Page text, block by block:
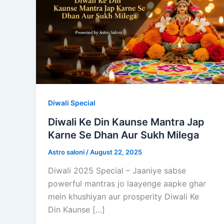
Diwali Special
Diwali Ke Din Kaunse Mantra Jap
Karne Se Dhan Aur Sukh Milega
Astro saloni /August 22, 2025
Diwali 2025 Special – Jaaniye sabse
powerful mantras jo laayenge aapke ghar
mein khushiyan aur prosperity Diwali Ke
Din Kaunse […]